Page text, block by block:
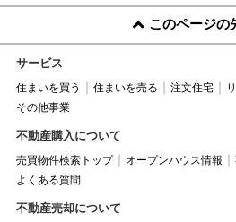
このページの
サービス
住まいを買う 住まいを売る 注文住宅
その他事業
不動産購入について
売買物件検索トップ オープンハウス情報
よくある質問
不動産売却について